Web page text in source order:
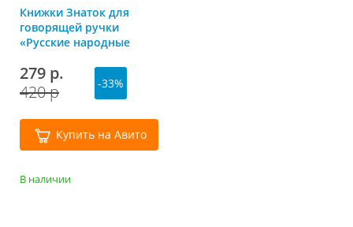
Книжки Знаток для
говорящей ручки
«Русские народные
279 р.
420 р
-33%
Купить на Авито
В наличии